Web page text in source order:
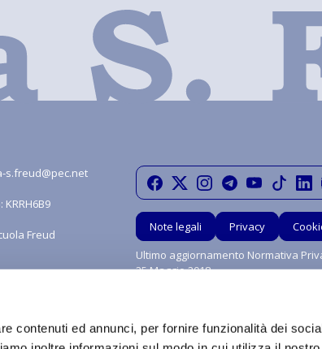
contenuti ed annunci, per fornire funzionalità dei
s.freud@pec.net
Freud
Note legali Privacy
Ultimo aggiornamento Normativa
25 Maggio 2018